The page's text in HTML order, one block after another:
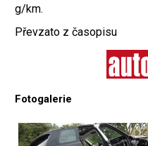
g/km.
Převzato z časopisu
Fotogalerie